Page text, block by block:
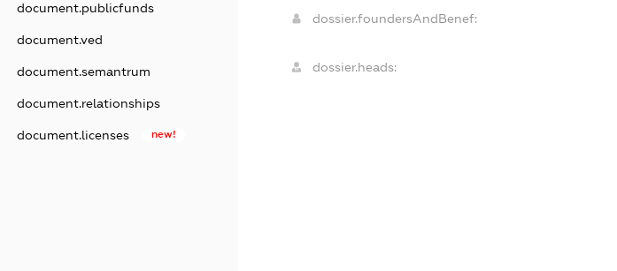
document.publicfunds
document.ved
document.semantrum
document.relationships
document.licenses new!
dossier.foundersAndBenef:
dossier.heads: